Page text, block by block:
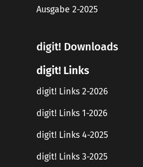
Ausgabe 2-2025
digit! Downloads
digit! Links
digit! Links 2-2026
digit! Links 1-2026
digit! Links 4-2025
digit! Links 3-2025